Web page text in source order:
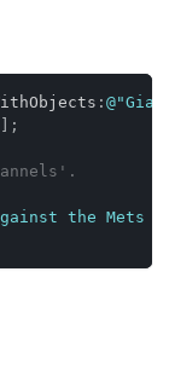
:
;
the Mets